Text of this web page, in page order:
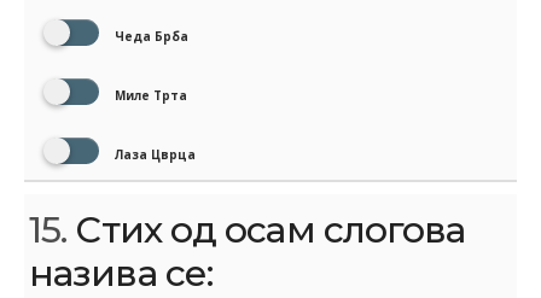
Чеда Брба
Миле Трта
Лаза Цврца
15. Стих од осам слогова
назива се: